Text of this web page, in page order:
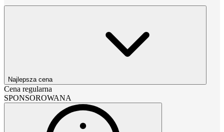
Najlepsza cena
Cena regularna
SPONSOROWANA